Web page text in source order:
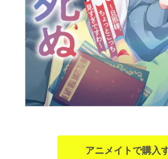
アニメイトで購入